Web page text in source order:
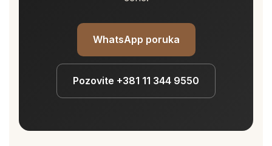
WhatsApp poruka
Pozovite +381 11 344 9550